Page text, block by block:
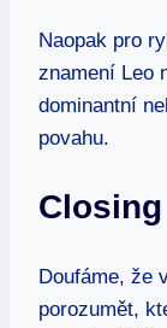
Naopak pro
znamení Leo
dominantní
povahu.
Doufáme, že
porozumět,